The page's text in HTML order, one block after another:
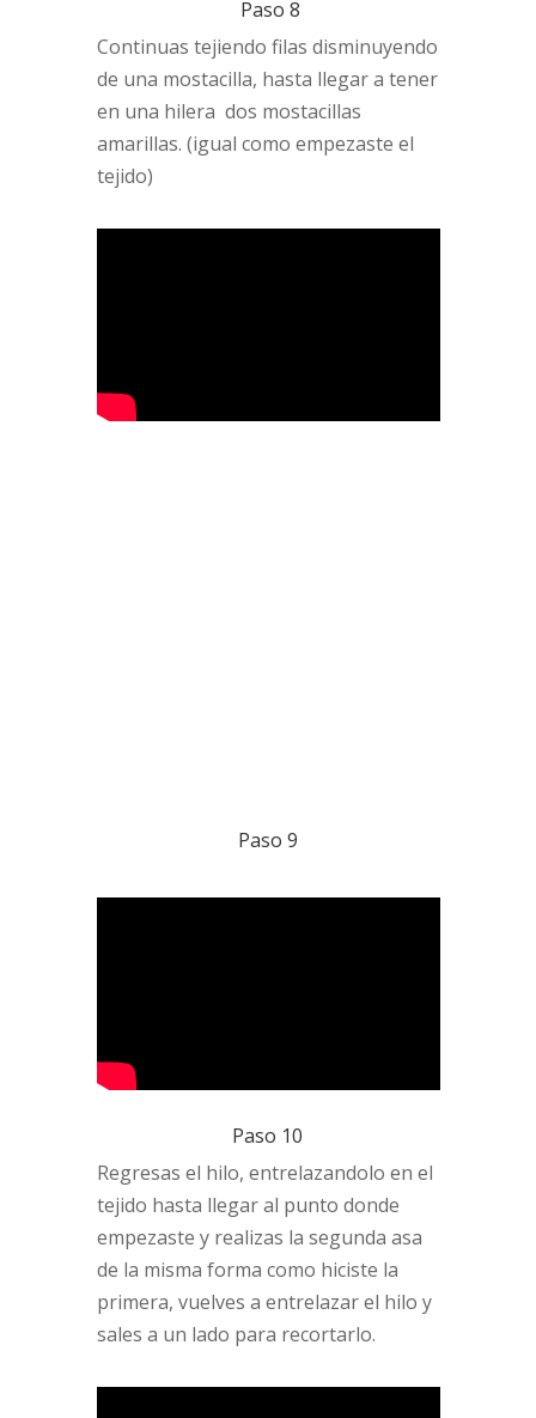
Paso 8
Continuas tejiendo filas disminuyendo
de una mostacilla, hasta llegar a tener
en una hilera dos mostacillas
amarillas. (igual como empezaste el
tejido)
Paso 9
Paso 10
Regresas el hilo, entrelazandolo en el
tejido hasta llegar al punto donde
empezaste y realizas la segunda asa
de la misma forma como hiciste la
primera, vuelves a entrelazar el hilo y
sales a un lado para recortarlo.